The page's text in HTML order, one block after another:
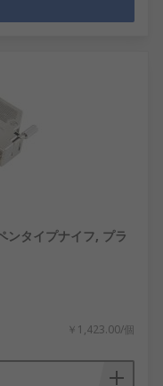
ンタイプナイフ, プラ
￥1,423.00/個